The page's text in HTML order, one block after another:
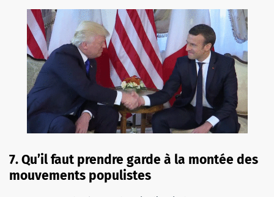
7. Qu’il faut prendre garde à la montée des
mouvements populistes